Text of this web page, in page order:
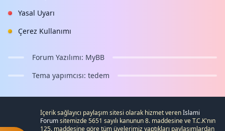
Yasal Uyarı
Çerez Kullanımı
Forum Yazılımı: MyBB
Tema yapımcısı: tedem
İçerik sağlayıcı paylaşım sitesi olarak hizmet verenİslami
Forumsitemizde 5651 sayılı kanunun 8. maddesine veT.C.K'nın
125. maddesine göre tüm üyelerimiz yaptıkları paylaşımlardan